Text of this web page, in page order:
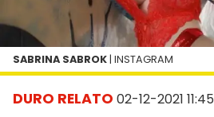
DURO RELATO 02-12-2021 11:45
SABRINA SABROK | INSTAGRAM